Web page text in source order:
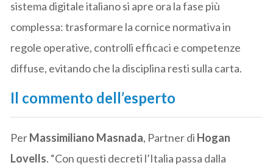
sistema digitale italiano si apre ora la fase più
complessa: trasformare la cornice normativa in
regole operative, controlli efficaci e competenze
diffuse, evitando che la disciplina resti sulla carta.
Il commento dell’esperto
PerMassimiliano Masnada, Partner di Hogan
Lovells. “Con questi decreti l’Italia passa dalla